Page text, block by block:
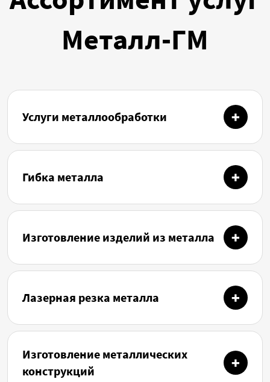
Металл-ГМ
Услуги металлообработки
Гибка металла
Изготовление изделий из металла
Лазерная резка металла
Изготовление металлических
конструкций